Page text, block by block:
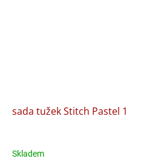
sada tužek Stitch Pastel 1
Skladem